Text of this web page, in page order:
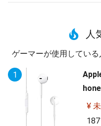
人
ゲーマーが使用してい
1
¥